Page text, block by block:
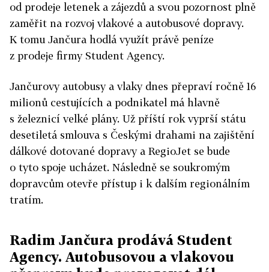
od prodeje letenek a zájezdů a svou pozornost plně
zaměřit na rozvoj vlakové a autobusové dopravy.
K tomu Jančura hodlá využít právě peníze
z prodeje firmy Student Agency.
Jančurovy autobusy a vlaky dnes přepraví ročně 16
milionů cestujících a podnikatel má hlavně
s železnicí velké plány. Už příští rok vyprší státu
desetiletá smlouva s Českými drahami na zajištění
dálkové dotované dopravy a RegioJet se bude
o tyto spoje ucházet. Následně se soukromým
dopravcům otevře přístup i k dalším regionálním
tratím.
Radim Jančura prodává Student
Agency. Autobusovou a vlakovou